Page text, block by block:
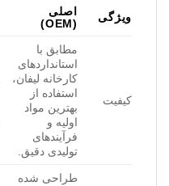
ویژگی
اصلی
(OEM)
کیفیت
مطابق با
استانداردهای
کارخانه لیفان،
استفاده از
بهترین مواد
اولیه و
فرآیندهای
تولیدی دقیق.
طراحی شده